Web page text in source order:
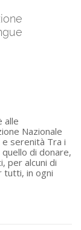
alle
Nazionale
serenità Tra i
di donare,
per alcuni di
tutti, in ogni